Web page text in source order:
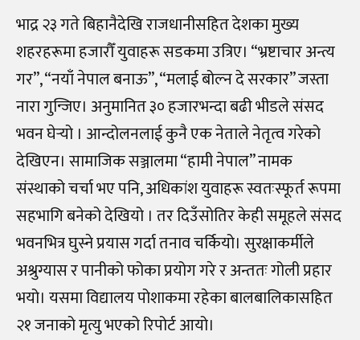
भाद्र २३ गते बिहानैदेखि राजधानीसहित देशका मुख्य
शहरहरूमा हजारौँ युवाहरू सडकमा उत्रिए। “भ्रष्टाचार अन्त्य
गर”, “नयाँ नेपाल बनाऊ”, “मलाई बोल्न दे सरकार” जस्ता
नारा गुन्जिए। अनुमानित ३० हजारभन्दा बढी भीडले संसद
भवन घेर्‍यो । आन्दोलनलाई कुनै एक नेताले नेतृत्व गरेको
देखिएन। सामाजिक सञ्जालमा “हामी नेपाल” नामक
संस्थाको चर्चा भए पनि, अधिकांश युवाहरू स्वतःस्फूर्त रूपमा
सहभागि बनेको देखियो । तर दिउँसोतिर केही समूहले संसद
भवनभित्र घुस्ने प्रयास गर्दा तनाव चर्कियो। सुरक्षाकर्मीले
अश्रुग्यास र पानीको फोका प्रयोग गरे र अन्ततः गोली प्रहार
भयो। यसमा विद्यालय पोशाकमा रहेका बालबालिकासहित
२१ जनाको मृत्यु भएको रिपोर्ट आयो।